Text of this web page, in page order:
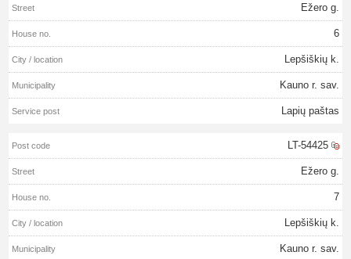
Ežero g.
6
Lepšiškių k.
Kauno r. sav.
Lapių paštas
LT-54425
Ežero g.
7
Lepšiškių k.
Kauno r. sav.